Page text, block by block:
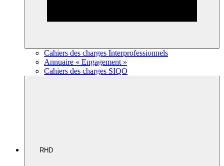
Cahiers des charges Interprofessionnels
Annuaire « Engagement »
Cahiers des charges SIQO
RHD